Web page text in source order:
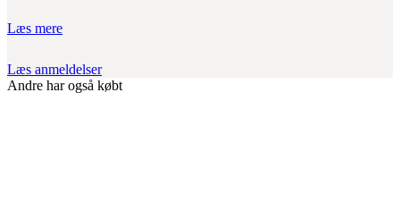
Læs mere
Læs anmeldelser
Andre har også købt